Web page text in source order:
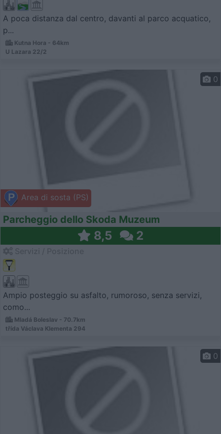
A poca distanza dal centro, davanti al parco acquatico,
p...
Kutna Hora - 64km
U Lazara 22/2
Area di sosta (PS)
0
Parcheggio dello Skoda Muzeum
8,5 2
Ampio posteggio su asfalto, rumoroso, senza servizi,
como...
Mladá Boleslav - 70.7km
třída Václava Klementa 294
0